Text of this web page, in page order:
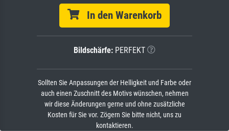
In den Warenkorb
Bildschärfe: PERFEKT
Sollten Sie Anpassungen der Helligkeit und Farbe oder
auch einen Zuschnitt des Motivs wünschen, nehmen
wir diese Änderungen gerne und ohne zusätzliche
Kosten für Sie vor. Zögern Sie bitte nicht, uns zu
kontaktieren.